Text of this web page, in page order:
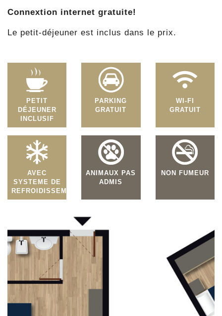
Connextion internet gratuite!
Le petit-déjeuner est inclus dans le prix.
PETIT
DÉJEUNER
INCLUSIF
PARKING
GRATUIT
WI-FI
GRATUIT
AVEC
SYSTEME DE
REFROIDISSEMENT
ANIMAUX PAS
ADMIS
NON FUMEUR